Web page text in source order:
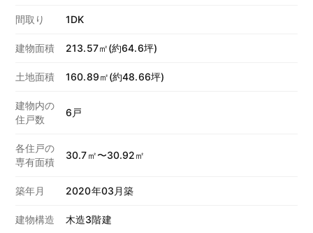
間取り 1DK
建物面積 213.57㎡(約64.6坪)
土地面積 160.89㎡(約48.66坪)
建物内の
住戸数
6戸
各住戸の
専有面積
30.7㎡〜30.92㎡
築年月 2020年03月築
建物構造 木造3階建